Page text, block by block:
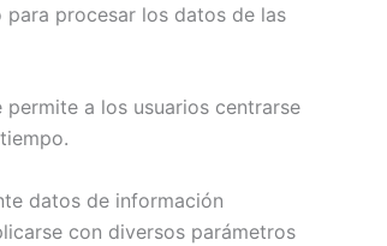
procesar los datos de las
a los usuarios centrarse
datos de información
con diversos parámetros